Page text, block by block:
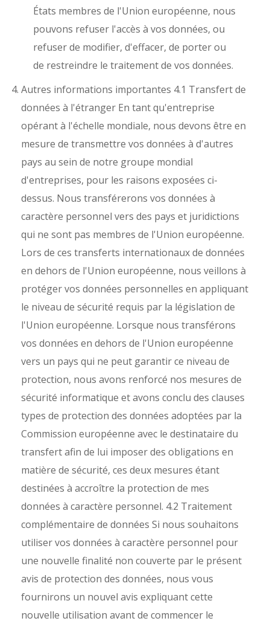
États membres de l'Union européenne, nous
pouvons refuser l'accès à vos données, ou
refuser de modifier, d'effacer, de porter ou
de restreindre le traitement de vos données.
Autres informations importantes 4.1 Transfert de
données à l'étranger En tant qu'entreprise
opérant à l'échelle mondiale, nous devons être en
mesure de transmettre vos données à d'autres
pays au sein de notre groupe mondial
d'entreprises, pour les raisons exposées ci-
dessus. Nous transférerons vos données à
caractère personnel vers des pays et juridictions
qui ne sont pas membres de l'Union européenne.
Lors de ces transferts internationaux de données
en dehors de l'Union européenne, nous veillons à
protéger vos données personnelles en appliquant
le niveau de sécurité requis par la législation de
l'Union européenne. Lorsque nous transférons
vos données en dehors de l'Union européenne
vers un pays qui ne peut garantir ce niveau de
protection, nous avons renforcé nos mesures de
sécurité informatique et avons conclu des clauses
types de protection des données adoptées par la
Commission européenne avec le destinataire du
transfert afin de lui imposer des obligations en
matière de sécurité, ces deux mesures étant
destinées à accroître la protection de mes
données à caractère personnel. 4.2 Traitement
complémentaire de données Si nous souhaitons
utiliser vos données à caractère personnel pour
une nouvelle finalité non couverte par le présent
avis de protection des données, nous vous
fournirons un nouvel avis expliquant cette
nouvelle utilisation avant de commencer le